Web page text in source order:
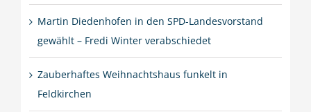
Martin Diedenhofen in den SPD-Landesvorstand
gewählt – Fredi Winter verabschiedet
Zauberhaftes Weihnachtshaus funkelt in
Feldkirchen